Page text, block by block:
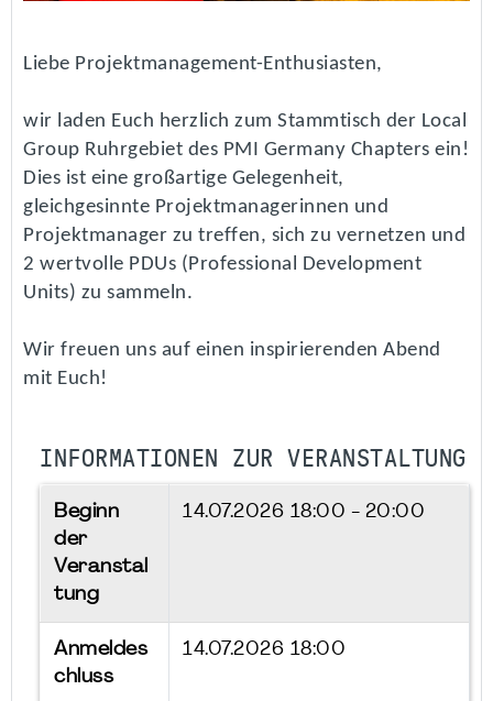
Liebe Projektmanagement-Enthusiasten,
wir laden Euch herzlich zum Stammtisch der Local
Group Ruhrgebiet des PMI Germany Chapters ein!
Dies ist eine großartige Gelegenheit,
gleichgesinnte Projektmanagerinnen und
Projektmanager zu treffen, sich zu vernetzen und
2 wertvolle PDUs (Professional Development
Units) zu sammeln.
Wir freuen uns auf einen inspirierenden Abend
mit Euch!
INFORMATIONEN ZUR VERANSTALTUNG
Beginn
der
Veranstal
tung
14.07.2026 18:00 - 20:00
Anmeldes
chluss
14.07.2026 18:00